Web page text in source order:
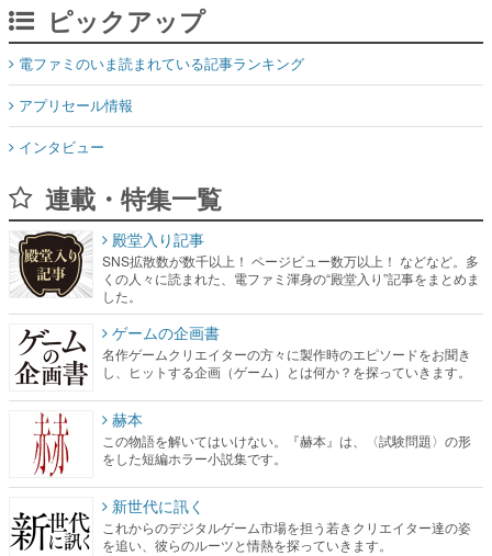
ピックアップ
電ファミのいま読まれている記事ランキング
アプリセール情報
インタビュー
連載・特集一覧
殿堂入り記事
SNS拡散数が数千以上！ ページビュー数万以上！ などなど。多
くの人々に読まれた、電ファミ渾身の“殿堂入り”記事をまとめま
した。
ゲームの企画書
名作ゲームクリエイターの方々に製作時のエピソードをお聞き
し、ヒットする企画（ゲーム）とは何か？を探っていきます。
赫本
この物語を解いてはいけない。『赫本』は、〈試験問題〉の形
をした短編ホラー小説集です。
新世代に訊く
これからのデジタルゲーム市場を担う若きクリエイター達の姿
を追い、彼らのルーツと情熱を探っていきます。